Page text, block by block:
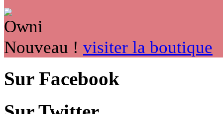
Nouveau ! visiter la boutique
Sur Facebook